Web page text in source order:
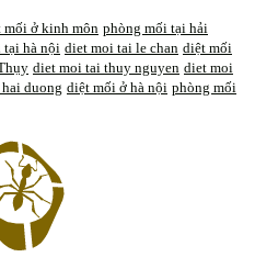
mối ở kinh môn phòng mối tại hải
tại hà nội diet moi tai le chan diệt mối
diet moi tai thuy nguyen diet moi
duong diệt mối ở hà nội phòng mối